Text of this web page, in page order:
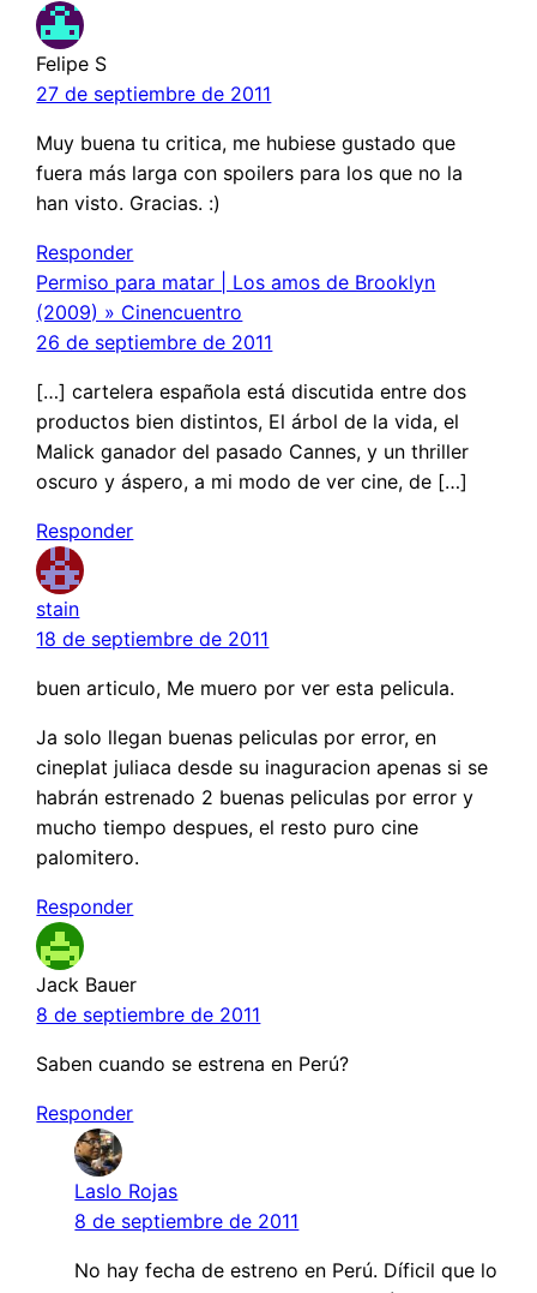
Felipe S
27 de septiembre de 2011
Muy buena tu critica, me hubiese gustado que
fuera más larga con spoilers para los que no la
han visto. Gracias. :)
Responder
Permiso para matar | Los amos de Brooklyn
(2009) » Cinencuentro
26 de septiembre de 2011
[…] cartelera española está discutida entre dos
productos bien distintos, El árbol de la vida, el
Malick ganador del pasado Cannes, y un thriller
oscuro y áspero, a mi modo de ver cine, de […]
Responder
stain
18 de septiembre de 2011
buen articulo, Me muero por ver esta pelicula.
Ja solo llegan buenas peliculas por error, en
cineplat juliaca desde su inaguracion apenas si se
habrán estrenado 2 buenas peliculas por error y
mucho tiempo despues, el resto puro cine
palomitero.
Responder
Jack Bauer
8 de septiembre de 2011
Saben cuando se estrena en Perú?
Responder
Laslo Rojas
8 de septiembre de 2011
No hay fecha de estreno en Perú. Díficil que lo